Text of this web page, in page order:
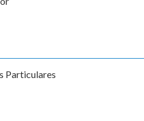
Particulares